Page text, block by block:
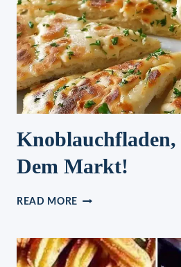
Dem Markt!
READ MORE KNOBLAUCHFLADEN,
DEM
MARKT!